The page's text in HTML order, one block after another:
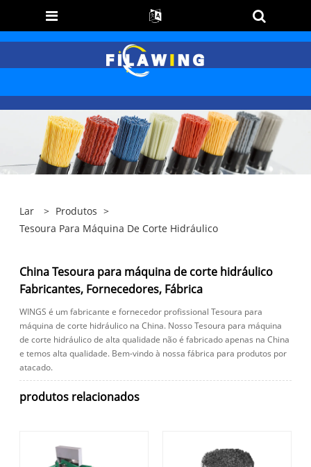
Lar > Produtos >
Tesoura Para Máquina De Corte Hidráulico
China Tesoura para máquina de corte hidráulico
Fabricantes, Fornecedores, Fábrica
WINGS é um fabricante e fornecedor profissional Tesoura para
máquina de corte hidráulico na China. Nosso Tesoura para máquina
de corte hidráulico de alta qualidade não é fabricado apenas na China
e temos alta qualidade. Bem-vindo à nossa fábrica para produtos por
atacado.
produtos relacionados